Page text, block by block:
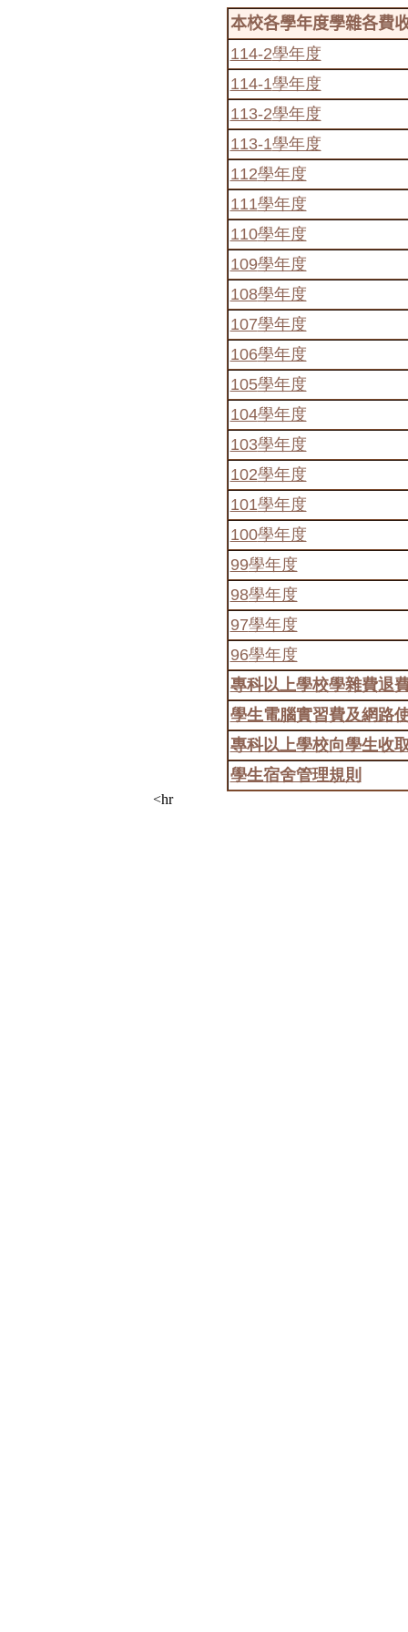
本校各學年度學雜各費
114-2學年度
114-1學年度
113-2學年度
113-1學年度
112學年度
111學年度
110學年度
109學年度
108學年度
107學年度
106學年度
105學年度
104學年度
103學年度
102學年度
101學年度
100學年度
99學年度
98學年度
97學年度
96學年度
專科以上學校學雜費退
學生電腦實習費及網路
專科以上學校向學生收
學生宿舍管理規則
<hr